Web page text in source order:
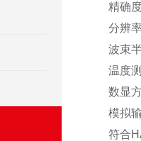
精确
分辨
波束
温度
数显
模拟
符合